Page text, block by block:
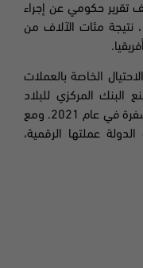
تقرير حكومي عن إجراء
نتيجة مئات الآلاف من
الخاصة بالعملات
البنك المركزي للبلاد
البنوك المحلية من العمل بالعملات المشفرة في عام 2021. ومع